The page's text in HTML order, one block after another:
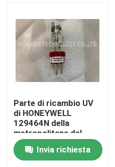
SpA
Parte di ricambio UV
di HONEYWELL
129464N della
metropolitana del
rivelatore del sensore
della fiammaInvia richiesta